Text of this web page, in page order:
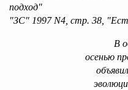
подход"
"ЗС" 1997 N4, стр. 38,
В
осенью